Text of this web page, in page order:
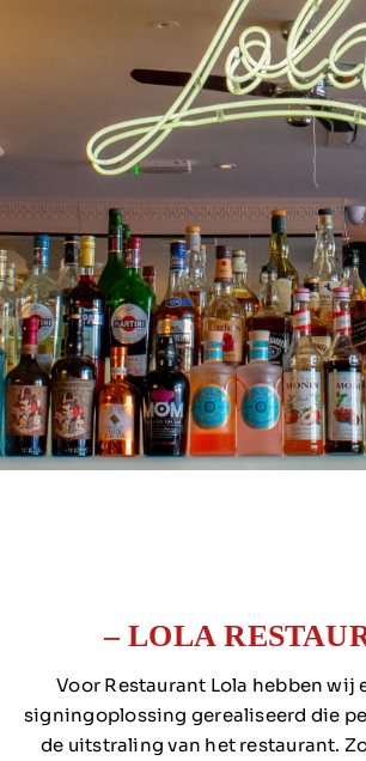
– LOLA
Voor Restaurant Lola hebben wij
signingoplossing gerealiseerd die
de uitstraling van het restaurant.